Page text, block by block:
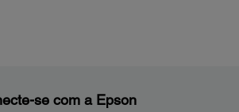
se com a Epson